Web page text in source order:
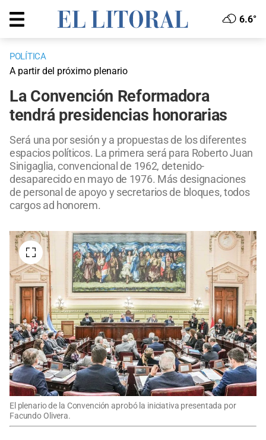
6.6°
POLÍTICA
A partir del próximo plenario
La Convención Reformadora
tendrá presidencias honorarias
Será una por sesión y a propuestas de los diferentes
espacios políticos. La primera será para Roberto Juan
Sinigaglia, convencional de 1962, detenido-
desaparecido en mayo de 1976. Más designaciones
de personal de apoyo y secretarios de bloques, todos
cargos ad honorem.
El plenario de la Convención aprobó la iniciativa presentada por
Facundo Olivera.